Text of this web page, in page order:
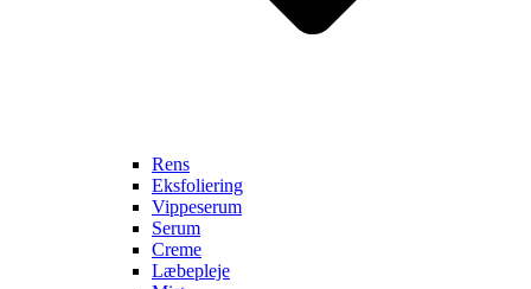
Rens
Eksfoliering
Vippeserum
Serum
Creme
Læbepleje